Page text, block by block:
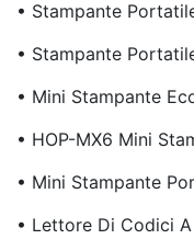
• Stampante
• Stampante
• Mini Stampante
• HOP-MX6 Mini
• Mini Stampante
• Lettore Di Codici